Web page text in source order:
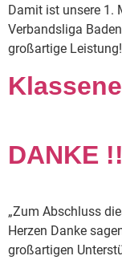
Damit ist unsere 1.
Verbandsliga
großartige Leistung!
DANKE !!
„Zum Abschluss
Herzen Danke
großartigen